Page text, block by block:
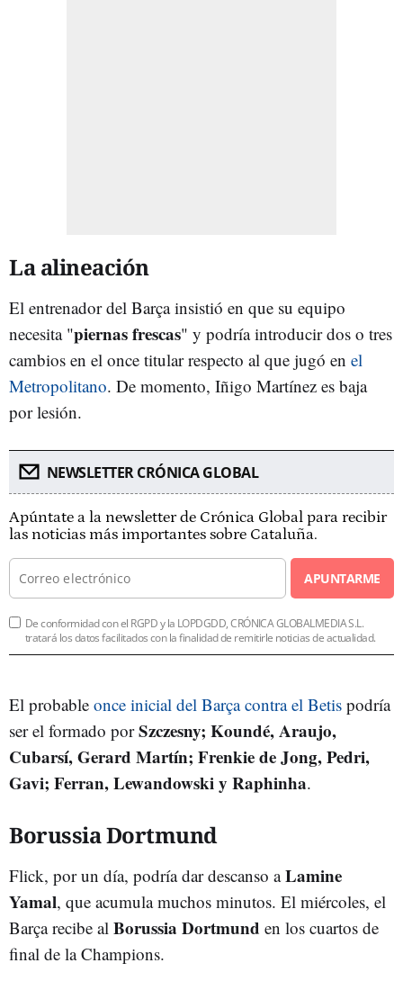
La alineación
El entrenador del Barça insistió en que su equipo
necesita "piernas frescas" y podría introducir dos o tres
cambios en el once titular respecto al que jugó en el
Metropolitano. De momento, Iñigo Martínez es baja
por lesión.
NEWSLETTER CRÓNICA GLOBAL
Apúntate a la newsletter de Crónica Global para recibir
las noticias más importantes sobre Cataluña.
APUNTARME
De conformidad con el RGPD y la LOPDGDD, CRÓNICA GLOBALMEDIA S.L.
tratará los datos facilitados con la finalidad de remitirle noticias de actualidad.
El probable once inicial del Barça contra el Betis podría
ser el formado porSzczesny; Koundé, Araujo,
Cubarsí, Gerard Martín; Frenkie de Jong, Pedri,
Gavi; Ferran, Lewandowski y Raphinha.
Borussia Dortmund
Flick, por un día, podría dar descanso aLamine
Yamal, que acumula muchos minutos. El miércoles, el
Barça recibe al Borussia Dortmund en los cuartos de
final de la Champions.